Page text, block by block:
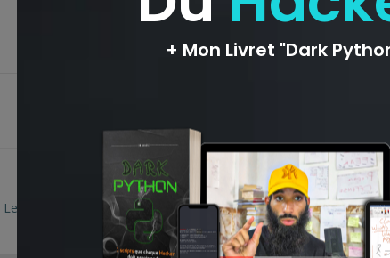
Les champs obligatoires sont indiqués avec*